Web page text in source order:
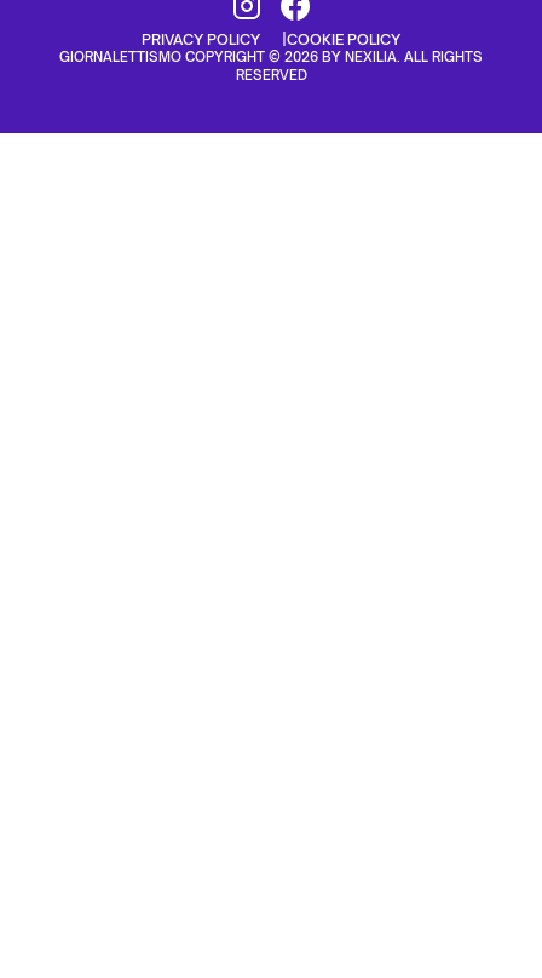
PRIVACY POLICY COOKIE POLICY
GIORNALETTISMO COPYRIGHT © 2026 BY NEXILIA. ALL RIGHTS
RESERVED